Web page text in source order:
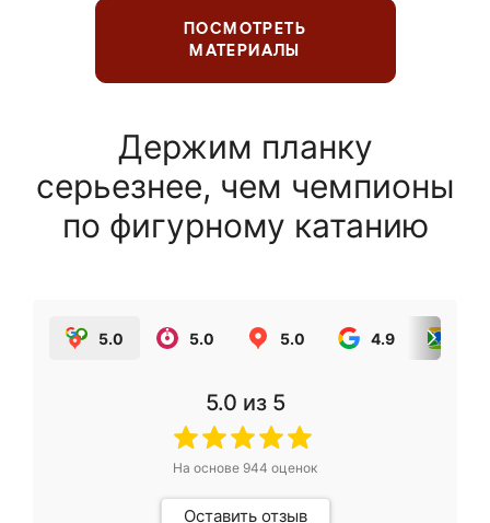
ПОСМОТРЕТЬ
МАТЕРИАЛЫ
Держим планку
серьезнее, чем чемпионы
по фигурному катанию
5.0 5.0 5.0 4.9
5.0 из 5
На основе 944 оценок
Оставить отзыв